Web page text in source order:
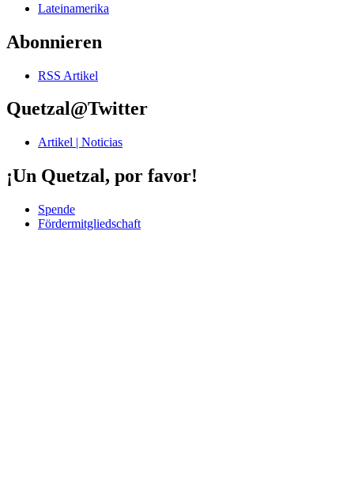
Lateinamerika
Abonnieren
RSS Artikel
Quetzal@Twitter
Artikel | Noticias
¡Un Quetzal, por favor!
Spende
Fördermitgliedschaft